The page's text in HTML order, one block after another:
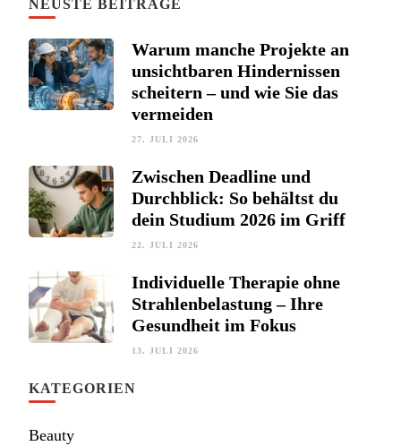
NEUSTE BEITRÄGE
Warum manche Projekte an
unsichtbaren Hindernissen
scheitern – und wie Sie das
vermeiden
27. JULI 2026
Zwischen Deadline und
Durchblick: So behältst du
dein Studium 2026 im Griff
22. JULI 2026
Individuelle Therapie ohne
Strahlenbelastung – Ihre
Gesundheit im Fokus
13. JULI 2026
KATEGORIEN
Beauty